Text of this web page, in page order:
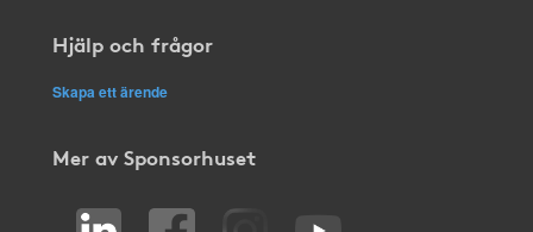
Hjälp och frågor
Skapa ett ärende
Mer av Sponsorhuset